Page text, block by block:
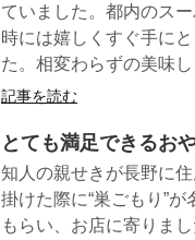
ていました。都内のス
時には嬉しくすぐ手に
た。相変わらずの美味
記事を読む
とても満足できるお
知人の親せきが長野に
掛けた際に“巣ごもり”が
もらい、お店に寄りま